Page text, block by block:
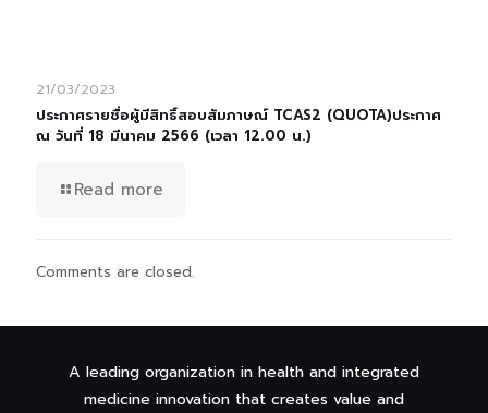
21/03/2023
ประกาศรายชื่อผู้มีสิทธิ์สอบสัมภาษณ์ TCAS2 (QUOTA)ประกาศ
ณ วันที่ 18 มีนาคม 2566 (เวลา 12.00 น.)
Read more
Comments are closed.
A leading organization in health and integrated
medicine innovation that creates value and